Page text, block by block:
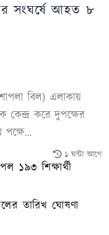
সংঘর্ষে আহত ৮
বিল) এলাকায়
কেন্দ্র করে দুপক্ষের
১ ঘন্টা আগে
১৯৩ শিক্ষার্থী
তারিখ ঘোষণা